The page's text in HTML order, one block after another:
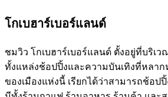
โกเบฮาร์เบอร์แลนด์
ชมวิว โกเบฮาร์เบอร์แลนด์ ตั้งอยู่ที่บริเว
ทั้งแหล่งช้อปปิ้งและความบันเทิงที่หลาก
ของเมืองแห่งนี้ เรียกได้ว่าสามารถช้อปปิ้